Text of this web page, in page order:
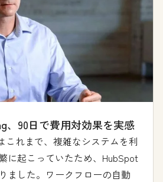
、90日で費用対効果を実感
これまで、複雑なシステムを利
に起こっていたため、HubSpot
ました。ワークフローの自動